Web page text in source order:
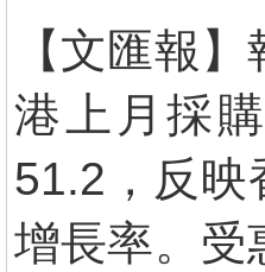
【文匯報
港上月採
51.2，反映
增長率。受